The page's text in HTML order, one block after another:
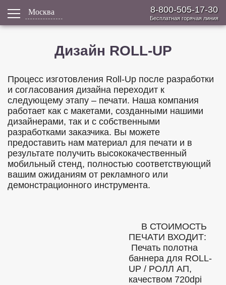
Москва 8-800-505-17-30
Бесплатная горячая линия
Дизайн ROLL-UP
Процесс изготовления Roll-Up после разработки
и согласования дизайна переходит к
следующему этапу – печати. Наша компания
работает как с макетами, созданными нашими
дизайнерами, так и с собственными
разработками заказчика. Вы можете
предоставить нам материал для печати и в
результате получить высококачественный
мобильный стенд, полностью соответствующий
вашим ожиданиям от рекламного или
демонстрационного инструмента.
В СТОИМОСТЬ
ПЕЧАТИ ВХОДИТ:
Печать полотна
баннера для ROLL-
UP / РОЛЛ АП,
качеством 720dpi